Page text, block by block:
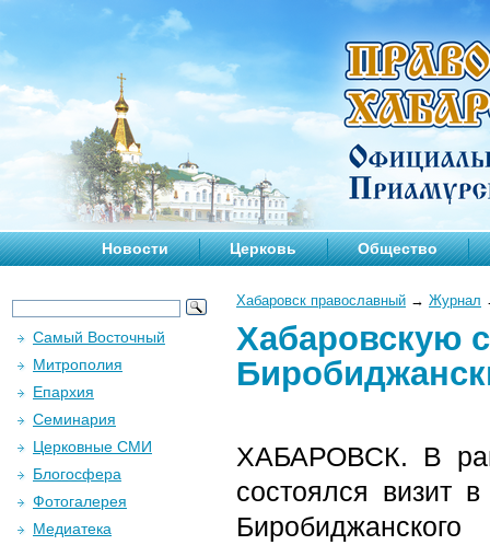
Новости Церковь Общество
Хабаровск православный → Журнал
Хабаровскую
ХАБАРОВСК. В
состоялся визит
Самый Восточный
Митрополия
Епархия
Семинария
Церковные СМИ
Блогосфера
Фотогалерея
Медиатека